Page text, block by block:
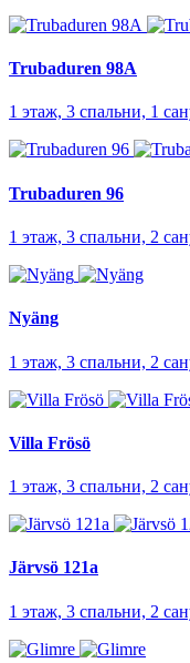
Trubaduren 98A
1 этаж, 3 спальни, 1
Trubaduren 96
1 этаж, 3 спальни, 2
Nyäng
1 этаж, 3 спальни, 2
Villa Frösö
1 этаж, 3 спальни, 2
Järvsö 121a
1 этаж, 3 спальни, 2